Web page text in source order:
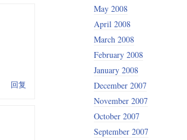
回复
May 2008
April 2008
March 2008
February 2008
January 2008
December 2007
November 2007
October 2007
September 2007